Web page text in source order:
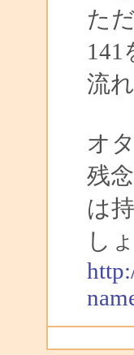
た
141
流
オ
残
は
し